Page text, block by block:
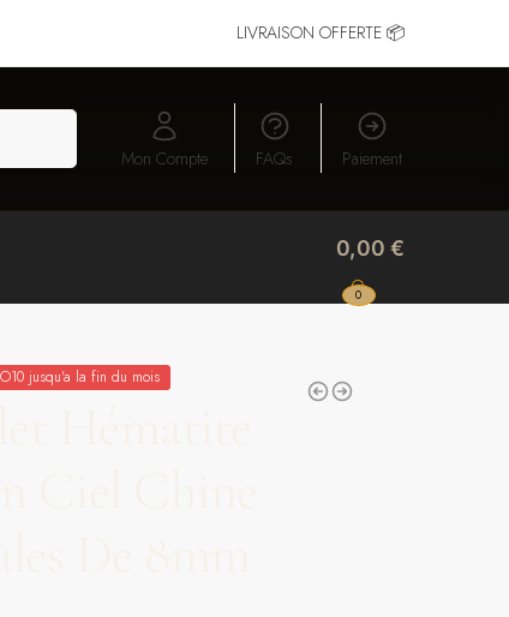
LIVRAISON OFFERTE 📦
Mon Compte FAQs Paiement
0,00€
0
jusqu'a la fin du mois